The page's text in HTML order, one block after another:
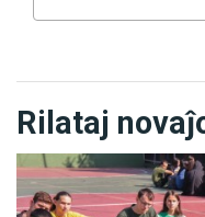
Tiu materialo
angla, hispana,
Rilataj